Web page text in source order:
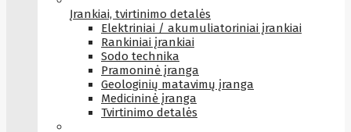
Įrankiai, tvirtinimo detalės
Elektriniai / akumuliatoriniai įrankiai
Rankiniai įrankiai
Sodo technika
Pramoninė įranga
Geologinių matavimų įranga
Medicininė įranga
Tvirtinimo detalės